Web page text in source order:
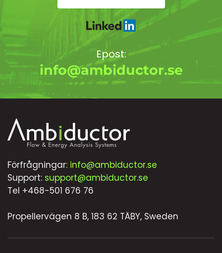
Epost:
info@ambiductor.se
Förfrågningar: info@ambiductor.se
Support: support@ambiductor.se
Tel +468-501 676 76
Propellervägen 8 B, 183 62 TÄBY, Sweden